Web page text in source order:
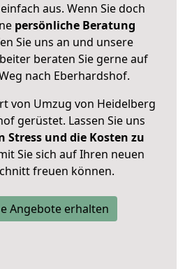
aus. Wenn Sie doch
persönliche Beratung
Sie uns an und unsere
beraten Sie gerne auf
nach Eberhardshof.
von Umzug von Heidelberg
gerüstet. Lassen Sie uns
Stress und die Kosten zu
Sie sich auf Ihren neuen
freuen können.
Angebote erhalten